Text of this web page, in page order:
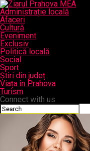
Administrație locală
Afaceri
Cultură
Eveniment
Exclusiv
Politică locală
Social
Sport
Știri din județ
Viața în Prahova
Turism
Connect with us